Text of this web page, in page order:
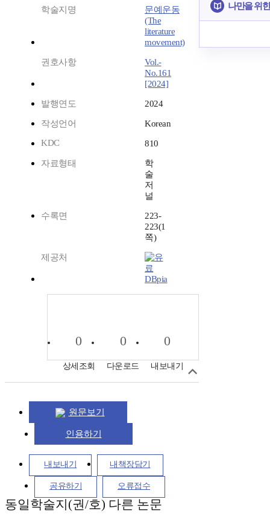
학술지명
문예운동
(The
literature
movement)
권호사항
Vol.-
No.161
[2024]
발행연도 2024
작성언어
Korean
KDC
810
자료형태
학
술
저
널
수록면
223-
223(1
쪽)
제공처
DBpia
0
상세조회
0
다운로드
0
내보내기
원문보기
인용하기
내보내기 내책장담기
공유하기 오류접수
동일학술지(권/호) 다른 논문
나만을 위